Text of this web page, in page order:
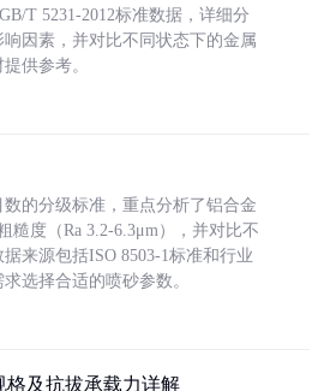
T 5231-2012标准数据，详细分
因素，并对比不同状态下的金属
供参考。
的分级标准，重点分析了铝合金
糙度（Ra 3.2-6.3μm），并对比不
来源包括ISO 8503-1标准和行业
选择合适的喷砂参数。
格及抗拔承载力详解